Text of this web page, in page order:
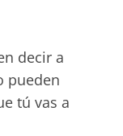
decir a
pueden
tú vas a